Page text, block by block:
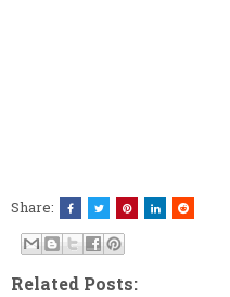
Share:
Related Posts: